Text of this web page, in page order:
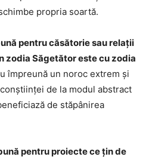
propria soartă.
pentru căsătorie sau relații
zodia Săgetător este cu zodia
împreună un noroc extrem și
de la modul abstract
de stăpânirea
pentru proiecte ce țin de